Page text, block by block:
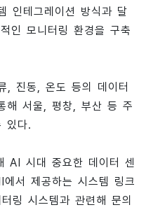
인테그레이션 방식과 달
인 모니터링 환경을 구축
, 진동, 온도 등의 데이터
해 서울, 평창, 부산 등 주
있다.
AI 시대 중요한 데이터 센
서 제공하는 시스템 링크
링 시스템과 관련해 문의